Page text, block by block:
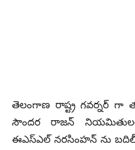
తెలంగాణ రాష్ట్ర గవర్నర్ గా
సౌందర రాజన్
ఈఎస్ఎల్ నరసింహన్ ను బదిలీ